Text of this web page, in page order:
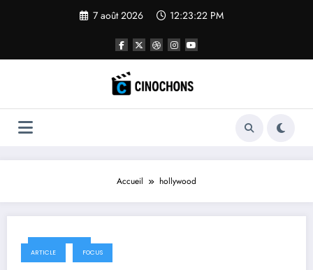
7 août 2026 12:23:23 PM
Accueil hollywood
7 août 2025
ARTICLE FOCUS